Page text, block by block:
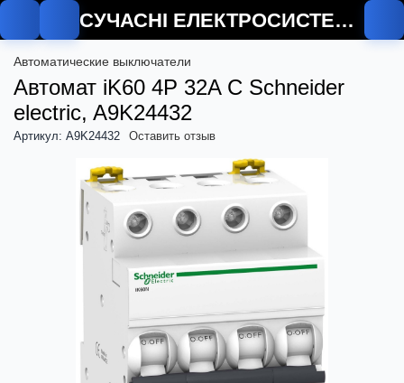
СУЧАСНІ ЕЛЕКТРОСИСТЕМИ
Автоматические выключатели
Автомат iK60 4P 32A C Schneider
electric, A9K24432
Артикул: A9K24432 Оставить отзыв